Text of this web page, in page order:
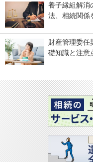
養子縁組解消
法、相続関係
財産管理委任
礎知識と注意